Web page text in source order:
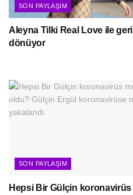
SON PAYLAŞIM
Aleyna Tilki Real Love ile geri
dönüyor
SON PAYLAŞIM
Hepsi Bir Gülçin koronavirüs